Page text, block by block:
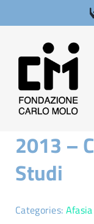
al
contenuto
About
2013 –
Studi
Categories: Afasia